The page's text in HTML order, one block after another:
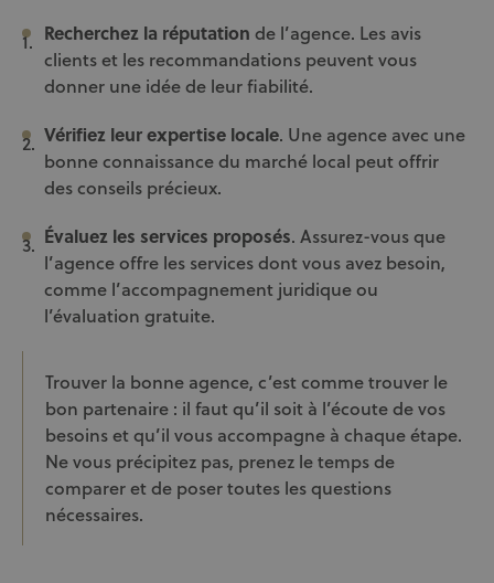
Recherchez la réputation de l’agence. Les avis
clients et les recommandations peuvent vous
donner une idée de leur fiabilité.
Vérifiez leur expertise locale. Une agence avec une
bonne connaissance du marché local peut offrir
des conseils précieux.
Évaluez les services proposés. Assurez-vous que
l’agence offre les services dont vous avez besoin,
comme l’accompagnement juridique ou
l’évaluation gratuite.
Trouver la bonne agence, c’est comme trouver le
bon partenaire : il faut qu’il soit à l’écoute de vos
besoins et qu’il vous accompagne à chaque étape.
Ne vous précipitez pas, prenez le temps de
comparer et de poser toutes les questions
nécessaires.